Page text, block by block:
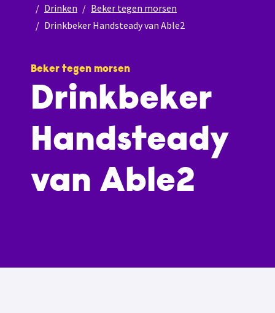
Drinken
Beker tegen morsen
Drinkbeker Handsteady van Able2
Beker tegen morsen
Drinkbeker
Handsteady
van Able2